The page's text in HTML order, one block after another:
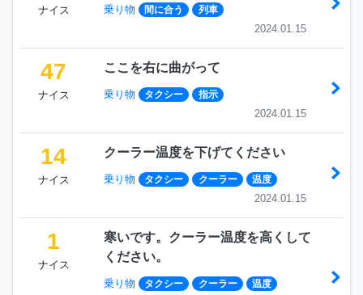
ナイス 乗り物 間に合う 列車
2024.01.15
47
ナイス
ここを右に曲がって
乗り物 タクシー 指示
2024.01.15
14
ナイス
クーラー温度を下げてください
乗り物 タクシー クーラー 温度
2024.01.15
1
ナイス
寒いです。クーラー温度を高くして
ください。
乗り物 タクシー クーラー
温度